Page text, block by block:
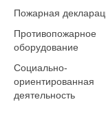
Пожарная
Противопожарное
оборудование
Социально-
ориентированная
деятельность